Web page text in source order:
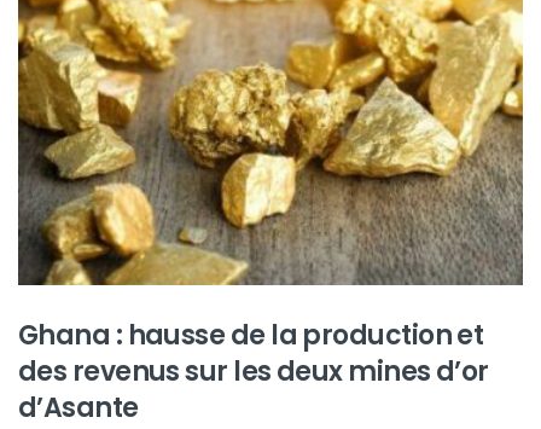
Ghana : hausse de la production et
des revenus sur les deux mines d’or
d’Asante